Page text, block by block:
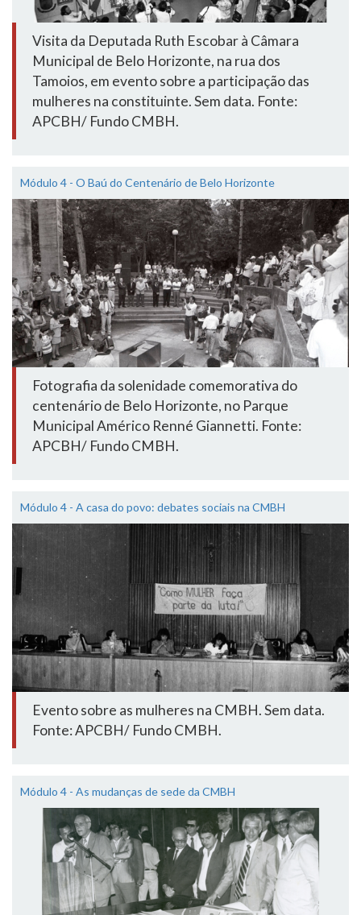
Visita da Deputada Ruth Escobar à Câmara
Municipal de Belo Horizonte, na rua dos
Tamoios, em evento sobre a participação das
mulheres na constituinte. Sem data. Fonte:
APCBH/ Fundo CMBH.
Módulo 4 - O Baú do Centenário de Belo Horizonte
Fotografia da solenidade comemorativa do
centenário de Belo Horizonte, no Parque
Municipal Américo Renné Giannetti. Fonte:
APCBH/ Fundo CMBH.
Módulo 4 - A casa do povo: debates sociais na CMBH
Evento sobre as mulheres na CMBH. Sem data.
Fonte: APCBH/ Fundo CMBH.
Módulo 4 - As mudanças de sede da CMBH